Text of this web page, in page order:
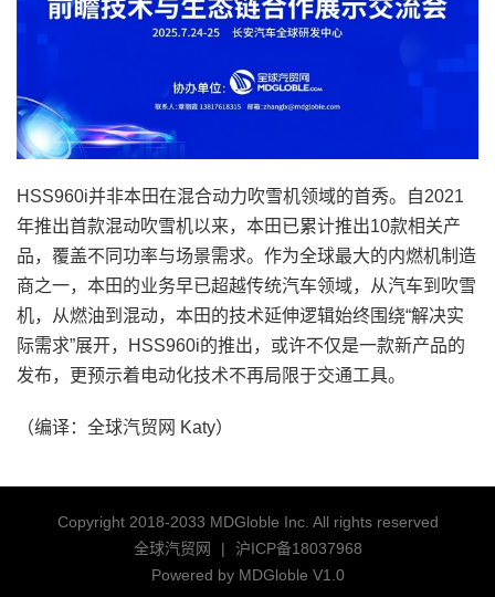
HSS960i并非本田在混合动力吹雪机领域的首秀。自2021
年推出首款混动吹雪机以来，本田已累计推出10款相关产
品，覆盖不同功率与场景需求。作为全球最大的内燃机制造
商之一，本田的业务早已超越传统汽车领域，从汽车到吹雪
机，从燃油到混动，本田的技术延伸逻辑始终围绕“解决实
际需求”展开，HSS960i的推出，或许不仅是一款新产品的
发布，更预示着电动化技术不再局限于交通工具。
（编译：全球汽贸网 Katy）
Copyright 2018-2033 MDGloble Inc. All rights reserved
全球汽贸网
|
沪ICP备18037968
Powered by MDGloble V1.0